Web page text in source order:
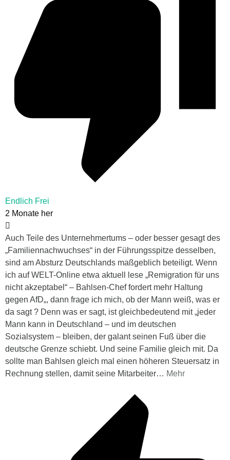
Endlich Frei
2 Monate her
Auch Teile des Unternehmertums – oder besser gesagt des
„Familiennachwuchses“ in der Führungsspitze desselben,
sind am Absturz Deutschlands maßgeblich beteiligt. Wenn
ich auf WELT-Online etwa aktuell lese „Remigration für uns
nicht akzeptabel“ – Bahlsen-Chef fordert mehr Haltung
gegen AfD„, dann frage ich mich, ob der Mann weiß, was er
da sagt ? Denn was er sagt, ist gleichbedeutend mit „jeder
Mann kann in Deutschland – und im deutschen
Sozialsystem – bleiben, der galant seinen Fuß über die
deutsche Grenze schiebt. Und seine Familie gleich mit. Da
sollte man Bahlsen gleich mal einen höheren Steuersatz in
Rechnung stellen, damit seine Mitarbeiter… Mehr